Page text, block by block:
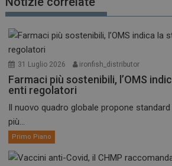
31 Luglio 2026 ironfish_distributor
Farmaci più sostenibili, l’OMS
enti regolatori
Il nuovo quadro globale propone
più...
Primo Piano